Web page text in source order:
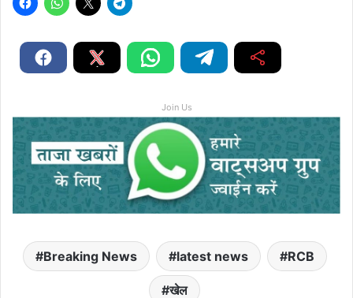
Join Us
Breaking News latest news RCB
खेल